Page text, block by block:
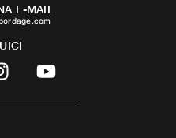
E-MAIL
Y
o
u